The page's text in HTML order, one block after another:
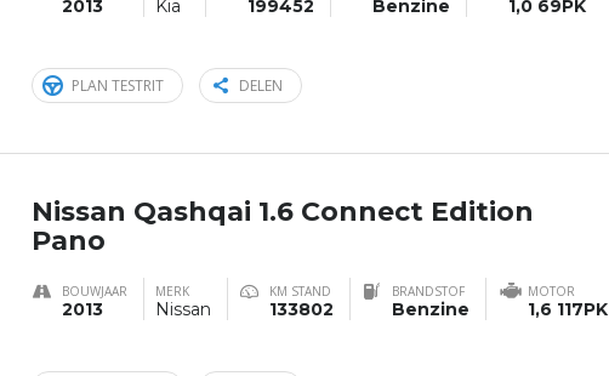
2013 Kia 199452 Benzine 1,0 69PK
PLAN TESTRIT DELEN
Nissan Qashqai 1.6 Connect Edition
Pano
BOUWJAAR
2013
MERK
Nissan
KM STAND
133802
BRANDSTOF
Benzine
MOTOR
1,6 117PK